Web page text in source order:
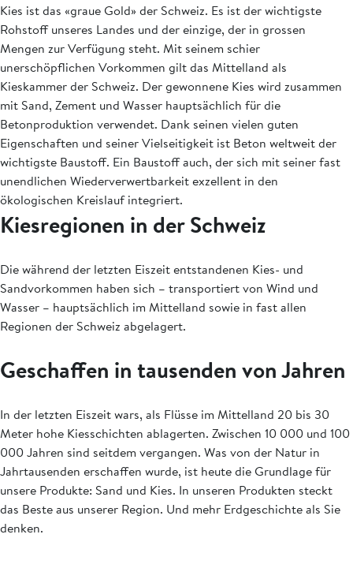
Kies ist das «graue Gold» der Schweiz. Es ist der wichtigste
Rohstoff unseres Landes und der einzige, der in grossen
Mengen zur Verfügung steht. Mit seinem schier
unerschöpflichen Vorkommen gilt das Mittelland als
Kieskammer der Schweiz. Der gewonnene Kies wird zusammen
mit Sand, Zement und Wasser hauptsächlich für die
Betonproduktion verwendet. Dank seinen vielen guten
Eigenschaften und seiner Vielseitigkeit ist Beton weltweit der
wichtigste Baustoff. Ein Baustoff auch, der sich mit seiner fast
unendlichen Wiederverwertbarkeit exzellent in den
ökologischen Kreislauf integriert.
Kiesregionen in der Schweiz
Die während der letzten Eiszeit entstandenen Kies- und
Sandvorkommen haben sich – transportiert von Wind und
Wasser – hauptsächlich im Mittelland sowie in fast allen
Regionen der Schweiz abgelagert.
Geschaffen in tausenden von Jahren
In der letzten Eiszeit wars, als Flüsse im Mittelland 20 bis 30
Meter hohe Kiesschichten ablagerten. Zwischen 10 000 und 100
000 Jahren sind seitdem vergangen. Was von der Natur in
Jahrtausenden erschaffen wurde, ist heute die Grundlage für
unsere Produkte: Sand und Kies. In unseren Produkten steckt
das Beste aus unserer Region. Und mehr Erdgeschichte als Sie
denken.